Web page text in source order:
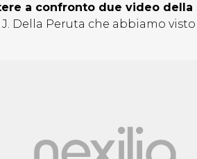
a confronto due video della
Della Peruta che abbiamo